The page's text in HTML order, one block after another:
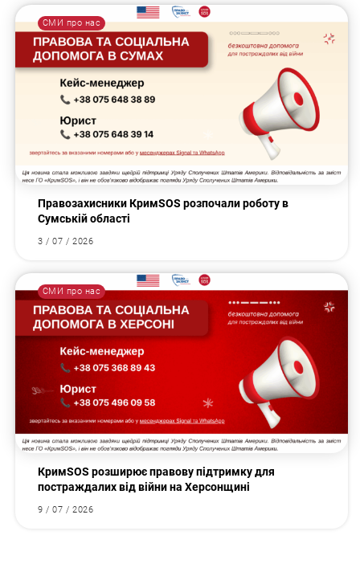
СМИ про нас
Правозахисники КримSOS розпочали роботу в
Сумській області
3 / 07 / 2026
СМИ про нас
КримSOS розширює правову підтримку для
постраждалих від війни на Херсонщині
9 / 07 / 2026